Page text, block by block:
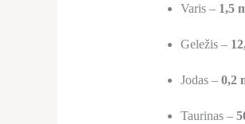
Varis – 1,5
Geležis –
Jodas – 0,2
Taurinas –